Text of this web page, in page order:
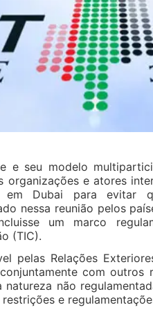
e seu modelo
organizações e atores
em Dubai para
nessa reunião pelos
um marco
(TIC).
pelas Relações
com outros
natureza não
e